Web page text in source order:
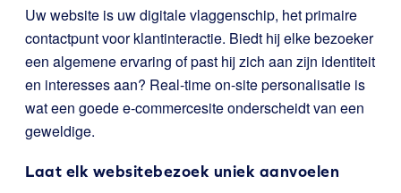
Uw website is uw digitale vlaggenschip, het primaire
contactpunt voor klantinteractie. Biedt hij elke bezoeker
een algemene ervaring of past hij zich aan zijn identiteit
en interesses aan? Real-time on-site personalisatie is
wat een goede e-commercesite onderscheidt van een
geweldige.
Laat elk websitebezoek uniek aanvoelen